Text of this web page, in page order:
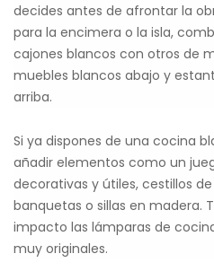
decides antes de afrontar la
para la encimera o la isla,
cajones blancos con otros de
muebles blancos abajo y
arriba.
Si ya dispones de una cocina
añadir elementos como un
decorativas y útiles, cestillos de
banquetas o sillas en madera.
impacto las lámparas de
muy originales.